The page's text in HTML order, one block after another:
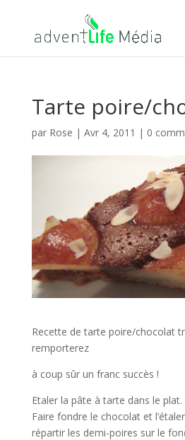
Tarte poire/
par Rose | Avr 4, 2011 | 0
Recette de tarte poire/chocolat
remporterez
à coup sûr un franc succès !
Etaler la pâte à tarte dans le plat.
Faire fondre le chocolat et
répartir les demi-poires sur le